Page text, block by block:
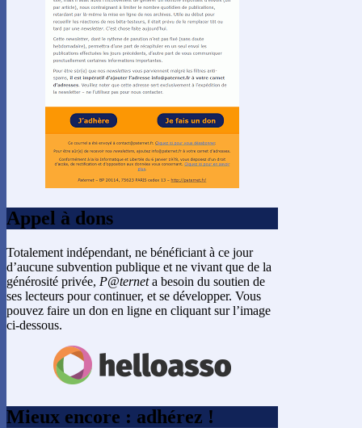
Appel à dons
Totalement indépendant, ne bénéficiant à ce jour
d’aucune subvention publique et ne vivant que de la
générosité privée, P@terneta besoin du soutien de
ses lecteurs pour continuer, et se développer. Vous
pouvez faire un don en ligne en cliquant sur l’image
ci-dessous.
Mieux encore : adhérez !